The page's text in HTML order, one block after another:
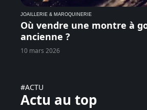
JOAILLERIE & MAROQUINERIE
Où vendre une montre à
ancienne ?
10 mars 2026
#ACTU
Actu au top